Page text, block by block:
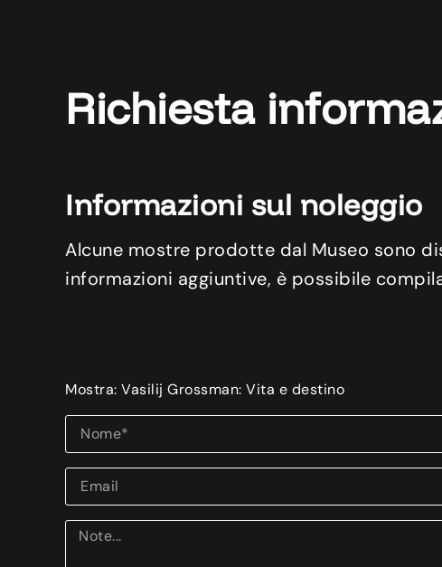
Richiesta
Informazioni sul noleggio
Alcune mostre prodotte dal Museo sono
informazioni aggiuntive, è possibile
Mostra: Vasilij Grossman: Vita e destino